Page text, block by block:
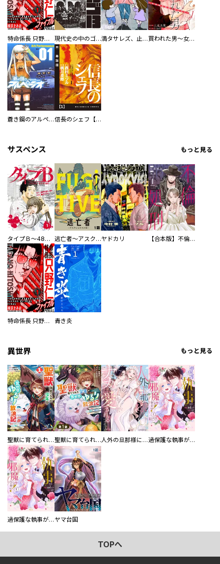
特命係長 只野仁ファイナル 愛蔵版 現代史の中のゴルゴ13 満タサレズ、止メラレズ 買われた男～女性限定快感セラピスト～【描き下ろしおまけ付き特装版】
蒼き鋼のアルペジオ 信長のシェフ【単話版】
サスペンス もっと見る
タイプＢ～48時間後、致死率100％～【単話】 逃亡者～アスクレピオスの杖～ヤドカリ 【合本版】不倫処刑
特命係長 只野仁ファイナル 愛蔵版 青き炎
異世界 もっと見る
聖獣に育てられた少年の異世界ゆるり放浪記～神様からもらったチート魔法で、仲間たちとスローライフを満喫中～ 聖獣に育てられた少年の異世界ゆるり放浪記～神様からもらったチート魔法で、仲間たちとスローライフを満喫中～【分冊版】 人外の旦那様に娶られ毎晩ナカまで愛される…。アンソロジー 過保護な執事が私の婚活を邪魔してきます！ 分冊版
過保護な執事が私の婚活を邪魔してきます！ ヤマ台国
TOPへ